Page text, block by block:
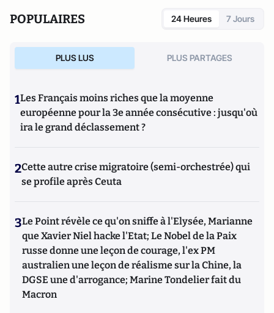
POPULAIRES 24 Heures 7 Jours
PLUS LUS PLUS PARTAGES
1Les Français moins riches que la moyenne
européenne pour la 3e année consécutive : jusqu'où
ira le grand déclassement ?
2Cette autre crise migratoire (semi-orchestrée) qui
se profile après Ceuta
3Le Point révèle ce qu'on sniffe à l'Elysée, Marianne
que Xavier Niel hacke l'Etat; Le Nobel de la Paix
russe donne une leçon de courage, l'ex PM
australien une leçon de réalisme sur la Chine, la
DGSE une d'arrogance; Marine Tondelier fait du
Macron